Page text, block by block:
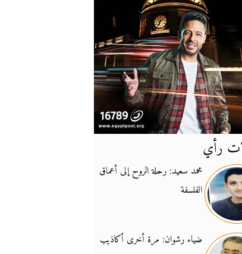
رأي
محمد سعيد: رحلة الروح إلى أعماق
الفلسفة
ضياء رشوان: مرة أخرى أكاذيب